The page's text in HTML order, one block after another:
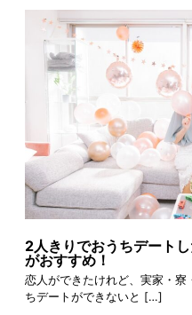
2人きりでおうちデート
がおすすめ！
恋人ができたけれど、実家・寮
ちデートができないと […]